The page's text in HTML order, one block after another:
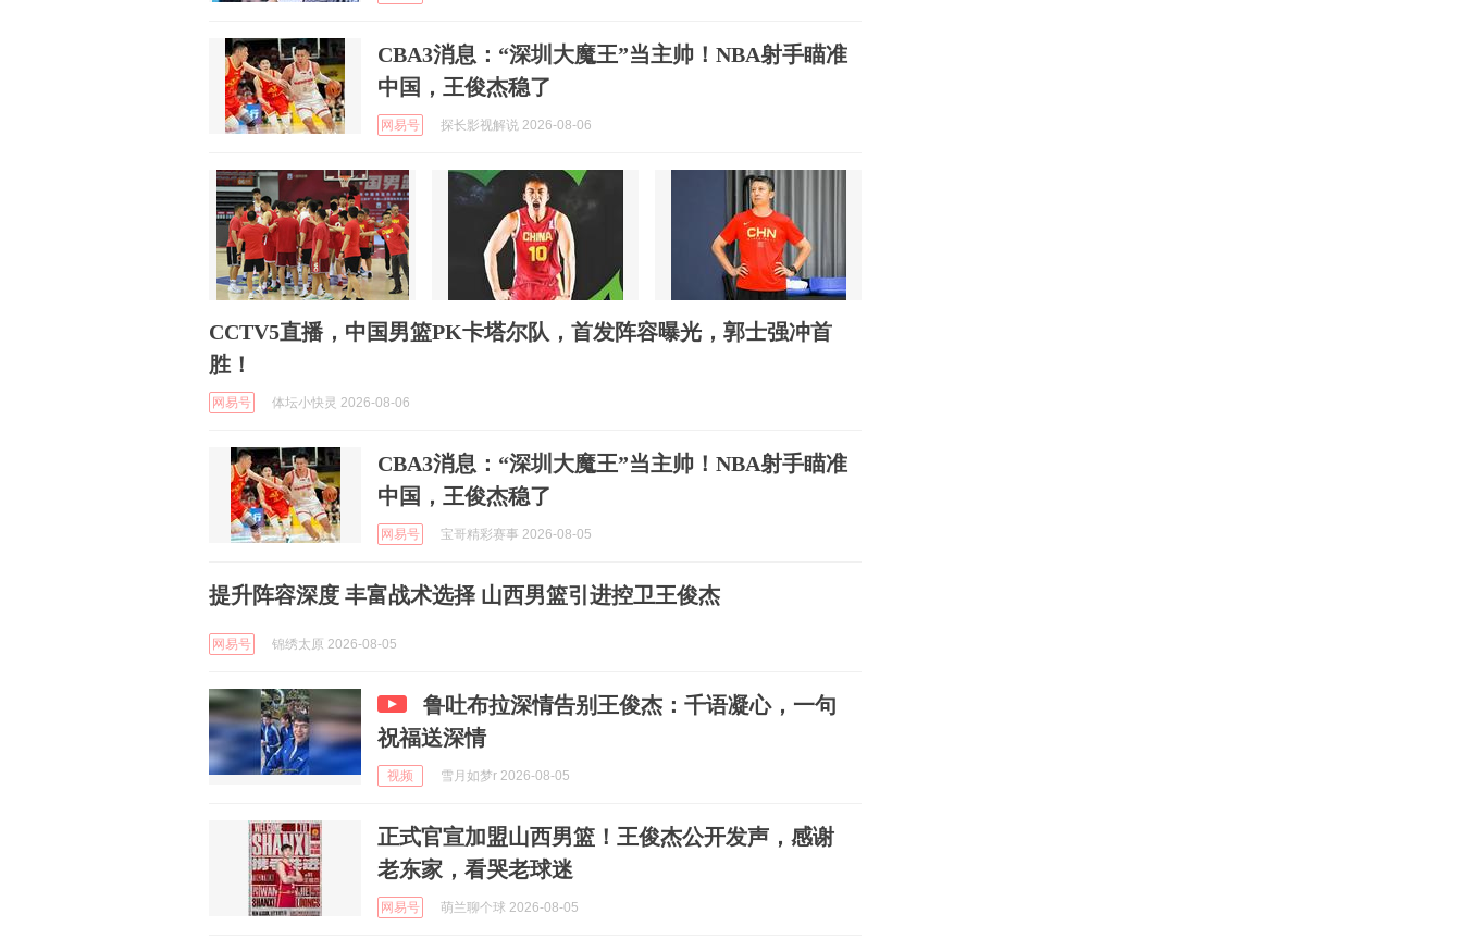
CBA3消息：“深圳大魔王”当主帅！NBA射手瞄准
中国，王俊杰稳了
网易号 探长影视解说 2026-08-06
CCTV5直播，中国男篮PK卡塔尔队，首发阵容曝光，郭士强冲首
胜！
网易号 体坛小快灵 2026-08-06
CBA3消息：“深圳大魔王”当主帅！NBA射手瞄准
中国，王俊杰稳了
网易号 宝哥精彩赛事 2026-08-05
提升阵容深度 丰富战术选择 山西男篮引进控卫王俊杰
网易号 锦绣太原 2026-08-05
鲁吐布拉深情告别王俊杰：千语凝心，一句
祝福送深情
视频 雪月如梦r 2026-08-05
正式官宣加盟山西男篮！王俊杰公开发声，感谢
老东家，看哭老球迷
网易号 萌兰聊个球 2026-08-05